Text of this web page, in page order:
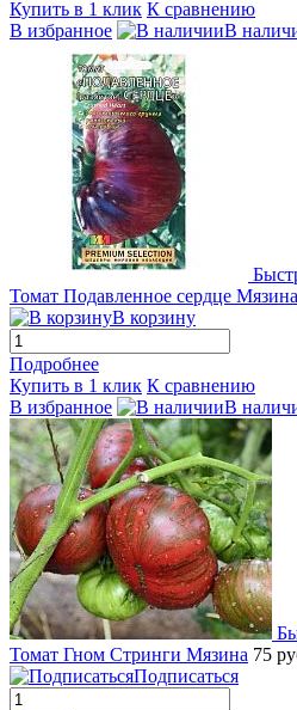
Купить в 1 клик К сравнению
В избранное
В
Томат Подавленное сердце Мязина
В корзину
Подробнее
Купить в 1 клик К сравнению
В избранное
В
Томат Гном Стринги Мязина 75
Подписаться